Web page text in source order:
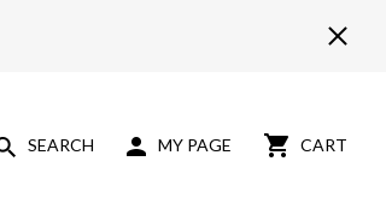
SEARCH MY PAGE CART